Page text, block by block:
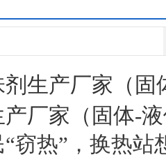
剂生产厂家（
厂家（固体-
窃热”，换热站